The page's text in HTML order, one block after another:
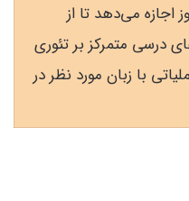
اجازه می‌دهد تا از
درسی متمرکز بر تئوری
با زبان مورد نظر در